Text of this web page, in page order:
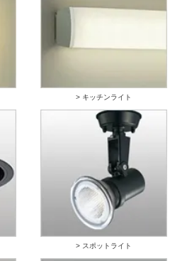
> キッチンライト
> スポットライト